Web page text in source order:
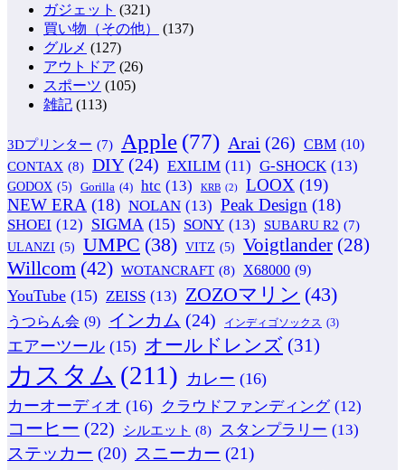
ガジェット (321)
買い物（その他）
(137)
グルメ (127)
アウトドア (26)
スポーツ (105)
雑記 (113)
3Dプリンター (7) Apple (77) Arai (26) CBM (10)
CONTAX (8) DIY (24) EXILIM (11) G-SHOCK (13)
GODOX (5) Gorilla (4) htc (13) KRB (2) LOOX (19)
NEW ERA (18) NOLAN (13) Peak Design (18)
SHOEI (12) SIGMA (15) SONY (13) SUBARU R2 (7)
ULANZI (5) UMPC (38) VITZ (5) Voigtlander (28)
Willcom (42) WOTANCRAFT (8) X68000 (9)
YouTube (15) ZEISS (13) ZOZOマリン (43)
うつらん会 (9) インカム (24) インディゴソックス (3)
エアーツール (15) オールドレンズ (31)
カスタム (211) カレー (16)
カーオーディオ (16) クラウドファンディング (12)
コーヒー (22) シルエット (8) スタンプラリー (13)
ステッカー (20) スニーカー (21)